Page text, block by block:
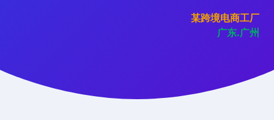
某跨境电商工厂
广东.广州